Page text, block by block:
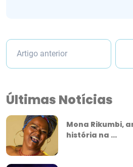
Artigo anterior
Últimas Notícias
Mona Rikumbi,
história na ...